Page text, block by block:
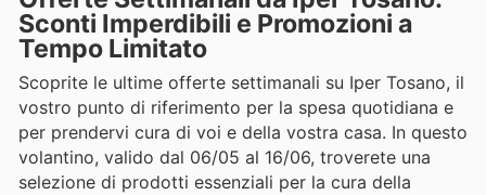
Sconti Imperdibili e Promozioni a
Tempo Limitato
Scoprite le ultime offerte settimanali su Iper Tosano, il
vostro punto di riferimento per la spesa quotidiana e
per prendervi cura di voi e della vostra casa. In questo
volantino, valido dal 06/05 al 16/06, troverete una
selezione di prodotti essenziali per la cura della